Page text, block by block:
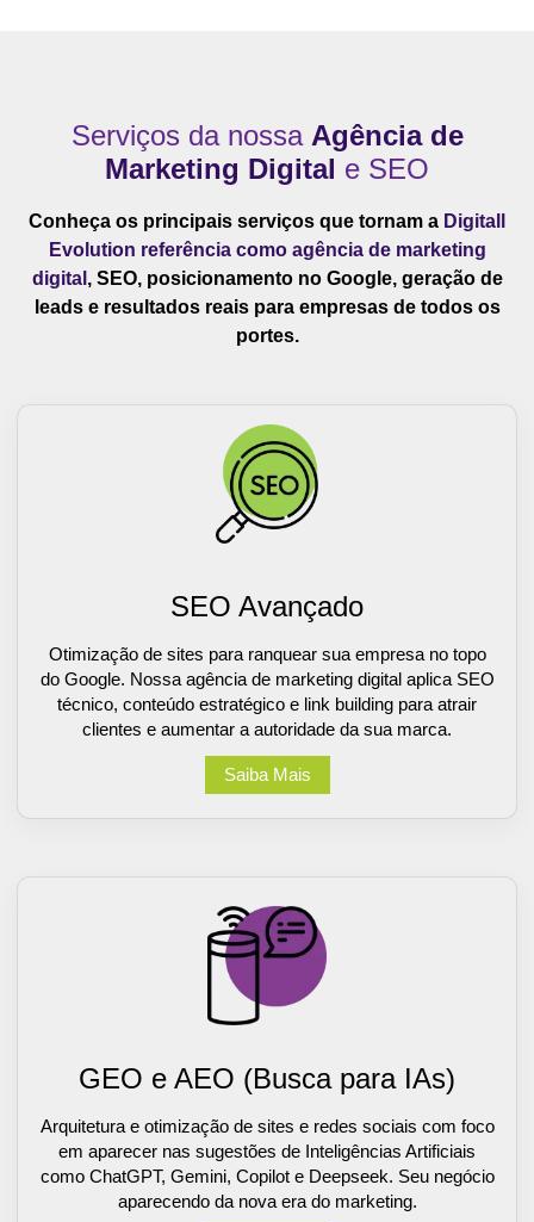
Serviços da nossa Agência de
Marketing Digital e SEO
Conheça os principais serviços que tornam a Digitall
Evolution referência como agência de marketing
digital , SEO, posicionamento no Google, geração de
leads e resultados reais para empresas de todos os
portes.
SEO Avançado
Otimização de sites para ranquear sua empresa no topo
do Google. Nossa agência de marketing digital aplica SEO
técnico, conteúdo estratégico e link building para atrair
clientes e aumentar a autoridade da sua marca.
Saiba Mais
GEO e AEO (Busca para IAs)
Arquitetura e otimização de sites e redes sociais com foco
em aparecer nas sugestões de Inteligências Artificiais
como ChatGPT, Gemini, Copilot e Deepseek. Seu negócio
aparecendo da nova era do marketing.